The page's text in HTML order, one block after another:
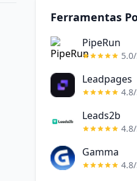
Ferramentas
PipeRun
Leadpages
Leads2b
Gamma